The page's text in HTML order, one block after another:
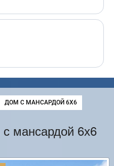
CURRENT:
ДОМ С МАНСАРДОЙ 6Х6
мансардой 6х6